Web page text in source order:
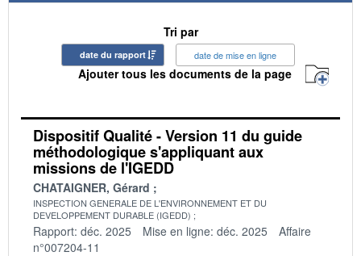
Tri par
date du rapport date de mise en ligne
Ajouter tous les documents de la page
Dispositif Qualité - Version 11 du guide
méthodologique s'appliquant aux
missions de l'IGEDD
CHATAIGNER, Gérard
INSPECTION GENERALE DE L'ENVIRONNEMENT ET DU
DEVELOPPEMENT DURABLE (IGEDD)
Rapport: déc. 2025 Mise en ligne: déc. 2025
Affaire
n°007204-11